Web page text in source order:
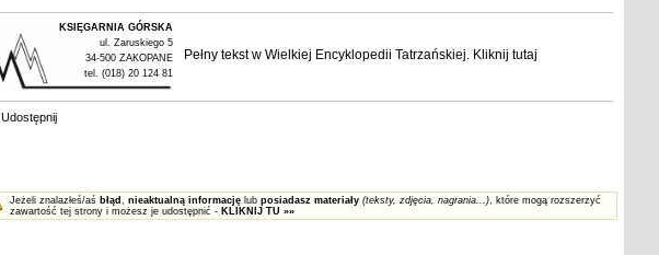
KSIĘGARNIA GÓRSKA
ul. Zaruskiego 5
34-500 ZAKOPANE
tel. (018) 20 124 81
Pełny tekst w Wielkiej Encyklopedii Tatrzańskiej. Kliknij tutaj
Udostępnij
Jeżeli znalazłeś/aś błąd , nieaktualną informację lub posiadasz materiały (teksty, zdjęcia, nagrania...), które mogą rozszerzyć
zawartość tej strony i możesz je udostępnić - KLIKNIJ TU »»